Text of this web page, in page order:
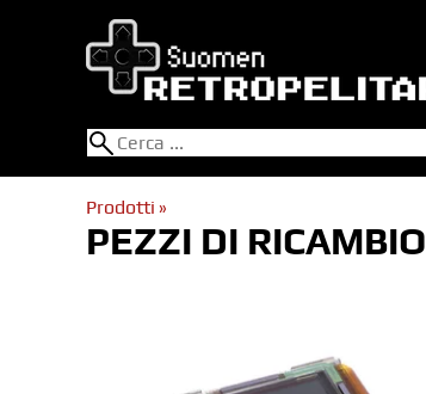
Prodotti ‪»
PEZZI DI RICAMBIO